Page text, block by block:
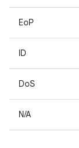
EoP
ID
DoS
N/A